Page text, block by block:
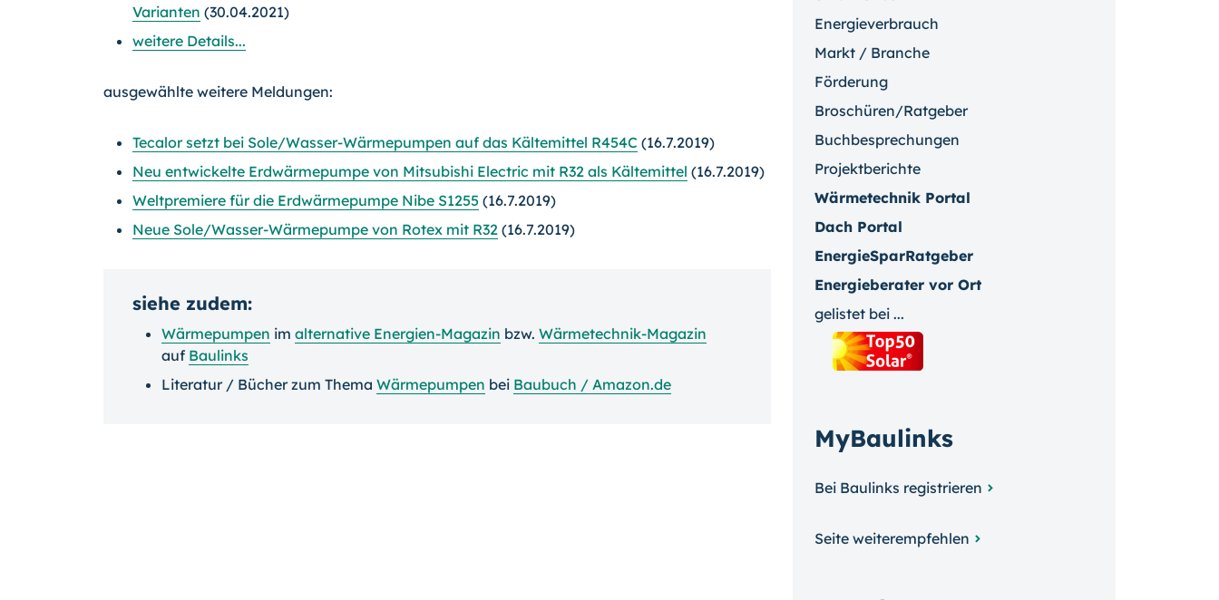
Varianten (30.04.2021)
weitere Details...
ausgewählte weitere Meldungen:
Tecalor setzt bei Sole/Wasser-Wärmepumpen auf das Kältemittel R454C (16.7.2019)
Neu entwickelte Erdwärmepumpe von Mitsubishi Electric mit R32 als Kältemittel (16.7.2019)
Weltpremiere für die Erdwärmepumpe Nibe S1255 (16.7.2019)
Neue Sole/Wasser-Wärmepumpe von Rotex mit R32 (16.7.2019)
siehe zudem:
Wärmepumpen im alternative Energien-Magazin bzw. Wärmetechnik-Magazin
auf Baulinks
Literatur / Bücher zum Thema Wärmepumpen bei Baubuch / Amazon.de
Energieverbrauch
Markt / Branche
Förderung
Broschüren/Ratgeber
Buchbesprechungen
Projektberichte
Wärmetechnik Portal
Dach Portal
EnergieSparRatgeber
Energieberater vor Ort
gelistet bei ...
MyBaulinks
Bei Baulinks registrieren
Seite weiterempfehlen